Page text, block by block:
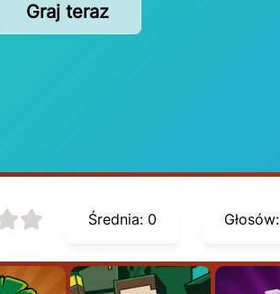
Graj teraz
Średnia: 0 Głosów: